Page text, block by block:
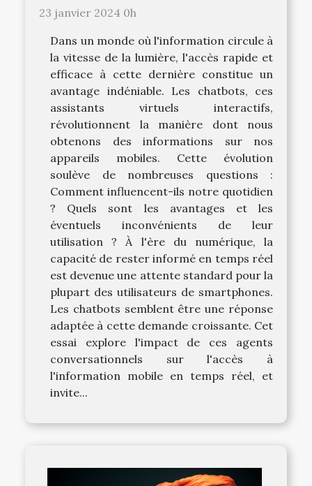
23 janvier 2024 0h
Dans un monde où l'information circule à
la vitesse de la lumière, l'accès rapide et
efficace à cette dernière constitue un
avantage indéniable. Les chatbots, ces
assistants virtuels interactifs,
révolutionnent la manière dont nous
obtenons des informations sur nos
appareils mobiles. Cette évolution
soulève de nombreuses questions :
Comment influencent-ils notre quotidien
? Quels sont les avantages et les
éventuels inconvénients de leur
utilisation ? À l'ère du numérique, la
capacité de rester informé en temps réel
est devenue une attente standard pour la
plupart des utilisateurs de smartphones.
Les chatbots semblent être une réponse
adaptée à cette demande croissante. Cet
essai explore l'impact de ces agents
conversationnels sur l'accès à
l'information mobile en temps réel, et
invite...